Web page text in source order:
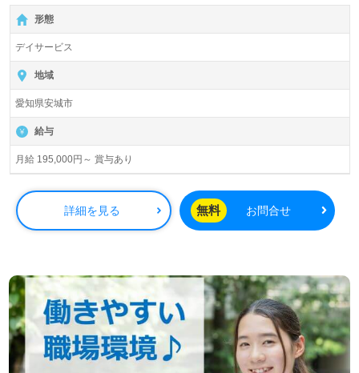
【無料】で皆さんの転職活動をサポートいたします。
形態
デイサービス
地域
愛知県安城市
給与
月給 195,000円～ 賞与あり
詳細を見る 無料 お問合せ